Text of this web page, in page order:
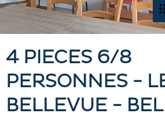
4 PIECES 6/8
PERSONNES -
BELLEVUE -